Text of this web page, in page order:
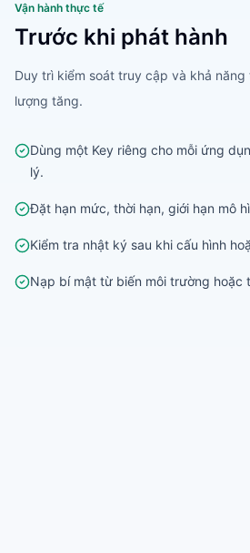
Vận hành thực tế
Trước khi phát hành
Duy trì kiểm soát truy cập và khả
lượng tăng.
Dùng một Key riêng cho mỗi ứng
lý.
Đặt hạn mức, thời hạn, giới hạn mô
Kiểm tra nhật ký sau khi cấu hình
Nạp bí mật từ biến môi trường hoặc